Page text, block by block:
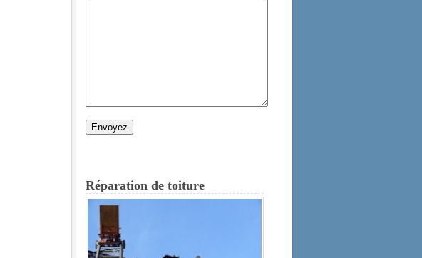
Réparation de toiture